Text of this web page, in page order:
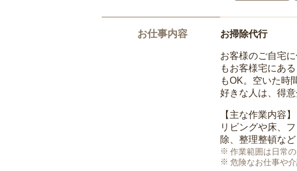
お仕事内容 お掃除代行
お客様のご自宅
もお客様宅にあ
もOK。空いた時
好きな人は、得
【主な作業内容】
リビングや床、
除、整理整頓など
作業範囲は日常
危険なお仕事や